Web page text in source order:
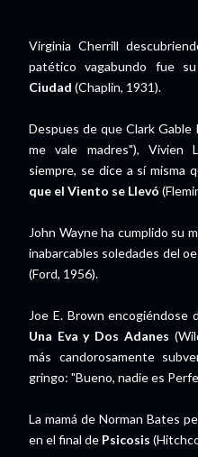
Virginia Cherrill
patético vagabundo fue
Ciudad (Chaplin, 1931).
Despues de que Clark Gable
me vale madres"), Vivien
siempre, se dice a sí misma
que el Viento se Llevó
John Wayne ha cumplido su
inabarcables soledades del
(Ford, 1956).
Joe E. Brown encogiéndose
Una Eva y Dos Adanes
más candorosamente
gringo: "Bueno, nadie es
La mamá de Norman Bates
en el final de Psicosis